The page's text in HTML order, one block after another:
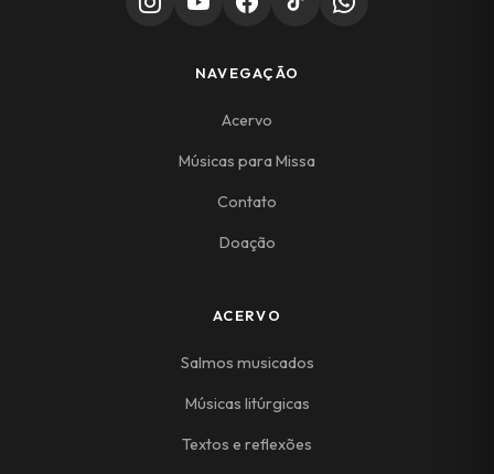
NAVEGAÇÃO
Acervo
Músicas para Missa
Contato
Doação
ACERVO
Salmos musicados
Músicas litúrgicas
Textos e reflexões